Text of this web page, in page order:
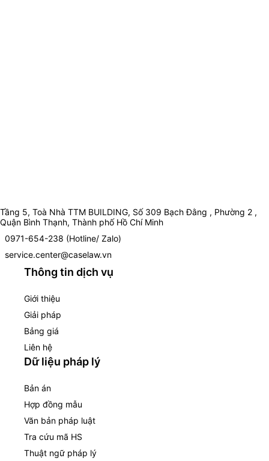
Tầng 5, Toà Nhà TTM BUILDING, Số 309 Bạch Đằng , Phường 2 ,
Quận Bình Thạnh, Thành phố Hồ Chí Minh
0971-654-238 (Hotline/ Zalo)
service.center@caselaw.vn
Thông tin dịch vụ
Giới thiệu
Giải pháp
Bảng giá
Liên hệ
Dữ liệu pháp lý
Bản án
Hợp đồng mẫu
Văn bản pháp luật
Tra cứu mã HS
Thuật ngữ pháp lý